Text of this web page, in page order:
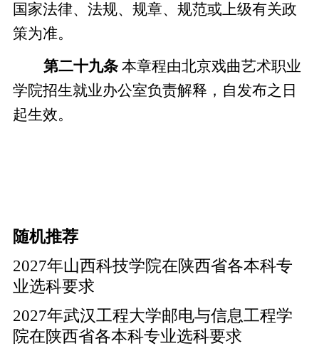
国家法律、法规、规章、规范或上级有关政
策为准。
第二十九条 本章程由北京戏曲艺术职业
学院招生就业办公室负责解释，自发布之日
起生效。
随机推荐
2027年山西科技学院在陕西省各本科专
业选科要求
2027年武汉工程大学邮电与信息工程学
院在陕西省各本科专业选科要求